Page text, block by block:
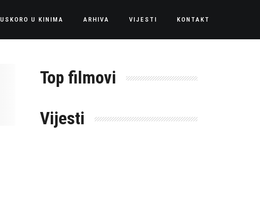
USKORO U KINIMA ARHIVA VIJESTI KONTAKT
Top filmovi
Vijesti